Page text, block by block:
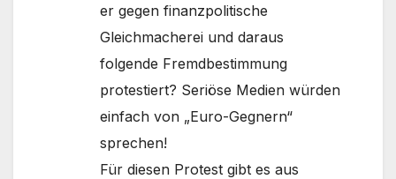
er gegen finanzpolitische
Gleichmacherei und daraus
folgende Fremdbestimmung
protestiert? Seriöse Medien würden
einfach von „Euro-Gegnern“
sprechen!
Für diesen Protest gibt es aus